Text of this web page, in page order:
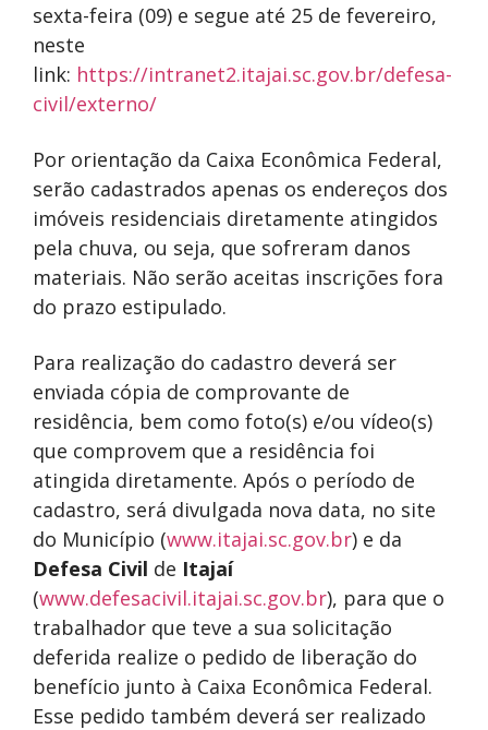
sexta-feira (09) e segue até 25 de fevereiro,
neste
link: https://intranet2.itajai.sc.gov.br/defesa-
civil/externo/
Por orientação da Caixa Econômica Federal,
serão cadastrados apenas os endereços dos
imóveis residenciais diretamente atingidos
pela chuva, ou seja, que sofreram danos
materiais. Não serão aceitas inscrições fora
do prazo estipulado.
Para realização do cadastro deverá ser
enviada cópia de comprovante de
residência, bem como foto(s) e/ou vídeo(s)
que comprovem que a residência foi
atingida diretamente. Após o período de
cadastro, será divulgada nova data, no site
do Município (www.itajai.sc.gov.br) e da
Defesa Civil de Itajaí
(www.defesacivil.itajai.sc.gov.br), para que o
trabalhador que teve a sua solicitação
deferida realize o pedido de liberação do
benefício junto à Caixa Econômica Federal.
Esse pedido também deverá ser realizado